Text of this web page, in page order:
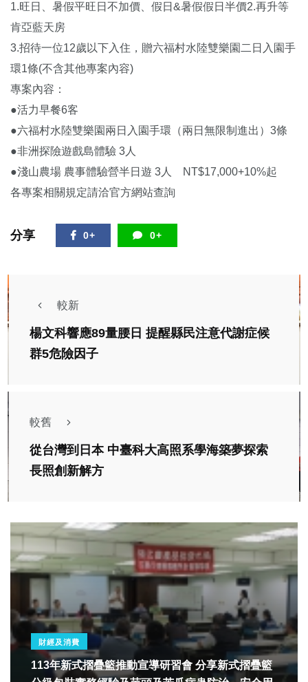
1.旺日、暑假平旺日不加價、假日&暑假假日半價2.再升等
肯亞藍天房
3.招待一位12歲以下入住，贈六福村水陸雙樂園二日入園手
環1條(不含其他專案內容)
專案內容：
●活力早餐6客
●六福村水陸雙樂園兩日入園手環（兩日無限制進出）3條
●非洲探險遊戲島體驗 3人
●淺山農場 農事體驗營半日遊 3人 NT$17,000+10%起
各專案相關規定請洽官方網站查詢
分享 0+ 0+
較新
楊文科響應89量腰日 提醒縣民注意代謝症候
群5危險因子
較舊
從台灣到日本 中臺科大高照系學海築夢探索
長照創新解方
財經及消費
113年新式摺疊籃推動宣導研習會 分享新式摺疊籃